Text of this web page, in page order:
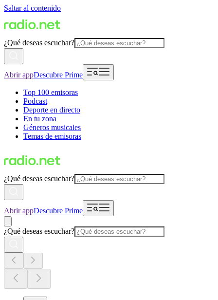
Saltar al contenido
¿Qué deseas escuchar?
Abrir appDescubre Prime
Top 100 emisoras
Podcast
Deporte en directo
En tu zona
Géneros musicales
Temas de emisoras
¿Qué deseas escuchar?
Abrir appDescubre Prime
¿Qué deseas escuchar?